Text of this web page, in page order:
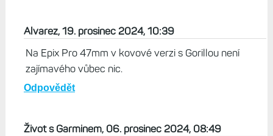
Alvarez, 19. prosinec 2024, 10:39
Na Epix Pro 47mm v kovové verzi s Gorillou není
zajímavého vůbec nic.
Odpovědět
Život s Garminem, 06. prosinec 2024, 08:49